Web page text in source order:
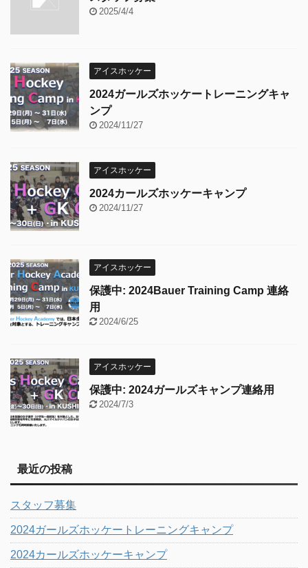
2025/4/4
アイスホッケー
2024ガールズホッケートレーニングキャ
ンプ
2024/11/27
アイスホッケー
2024カールズホッケーキャンプ
2024/11/27
アイスホッケー
保護中: 2024Bauer Training Camp 連絡
用
2024/6/25
アイスホッケー
保護中: 2024ガールズキャンプ連絡用
2024/7/3
最近の投稿
スタッフ募集
2024ガールズホッケートレーニングキャンプ
2024カールズホッケーキャンプ